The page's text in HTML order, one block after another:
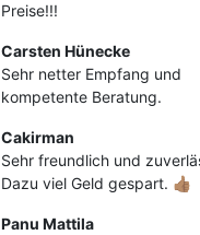
Preise!!!
Carsten Hünecke
Sehr netter Empfang und
kompetente Beratung.
Cakirman
Sehr freundlich und
Dazu viel Geld gespart. 👍🏽
Panu Mattila